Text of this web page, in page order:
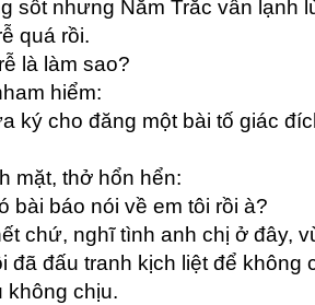
sốt nhưng Năm Trắc vẫn lạnh
quá rồi.
là làm sao?
hiểm:
ký cho đăng một bài tố giác
mặt, thở hổn hển:
bài báo nói về em tôi rồi à?
chứ, nghĩ tình anh chị ở đây,
đã đấu tranh kịch liệt để không
không chịu.